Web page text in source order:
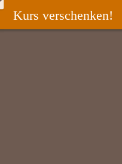
Kurs verschenken!